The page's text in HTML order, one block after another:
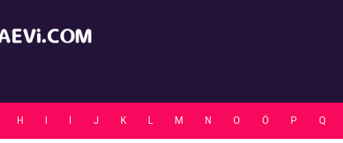
Rüya Tabirleri
H J K L M N O Ö P Q